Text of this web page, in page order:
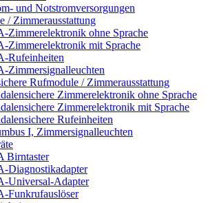
und Notstromversorgungen
/ Zimmerausstattung
Zimmerelektronik ohne Sprache
Zimmerelektronik mit Sprache
Rufeinheiten
Zimmersignalleuchten
Rufmodule / Zimmerausstattung
Zimmerelektronik ohne Sprache
Zimmerelektronik mit Sprache
Rufeinheiten
I, Zimmersignalleuchten
Birntaster
Diagnostikadapter
Universal-Adapter
Funkrufauslöser